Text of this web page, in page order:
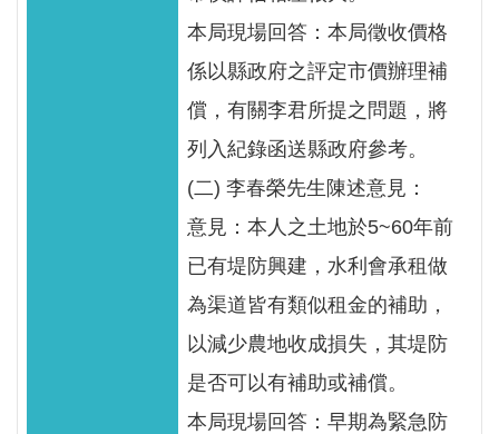
本局現場回答：本局徵收價格
係以縣政府之評定市價辦理補
償，有關李君所提之問題，將
列入紀錄函送縣政府參考。
(二) 李春榮先生陳述意見：
意見：本人之土地於5~60年前
已有堤防興建，水利會承租做
為渠道皆有類似租金的補助，
以減少農地收成損失，其堤防
是否可以有補助或補償。
本局現場回答：早期為緊急防